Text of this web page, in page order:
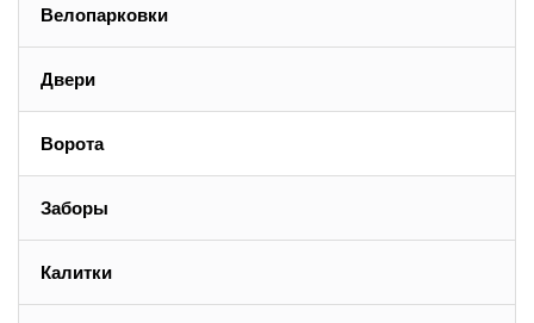
Велопарковки
Двери
Ворота
Заборы
Калитки